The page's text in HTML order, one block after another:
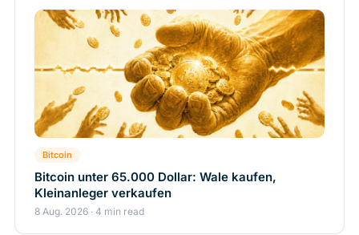
Bitcoin
Bitcoin unter 65.000 Dollar: Wale kaufen,
Kleinanleger verkaufen
8 Aug. 2026 · 4 min read